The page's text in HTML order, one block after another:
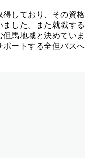
しており、その資格
した。また就職する
馬地域と決めていま
ポートする全但バスへ